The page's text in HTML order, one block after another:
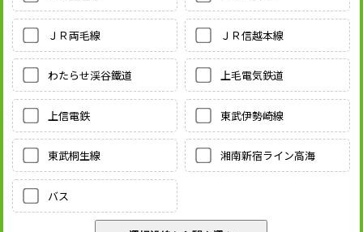
ＪＲ両毛線 ＪＲ信越本線
わたらせ渓谷鐵道 上毛電気鉄道
上信電鉄 東武伊勢崎線
東武桐生線 湘南新宿ライン高海
バス